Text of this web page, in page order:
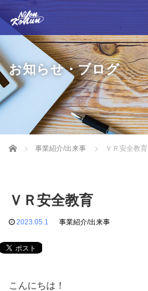
お知らせ・ブログ
Home 事業紹介/出来事 ＶＲ安全教育
ＶＲ安全教育
2023.05.1 事業紹介/出来事
こんにちは！